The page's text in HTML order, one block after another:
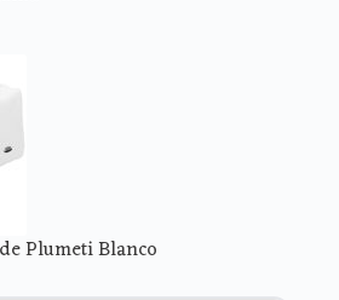
Plumeti Blanco